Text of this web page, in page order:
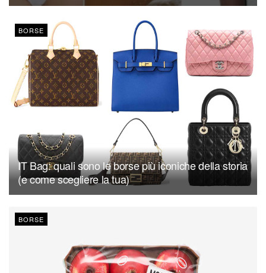
BORSE
IT Bag: quali sono le borse più iconiche della storia
(e come scegliere la tua)
BORSE